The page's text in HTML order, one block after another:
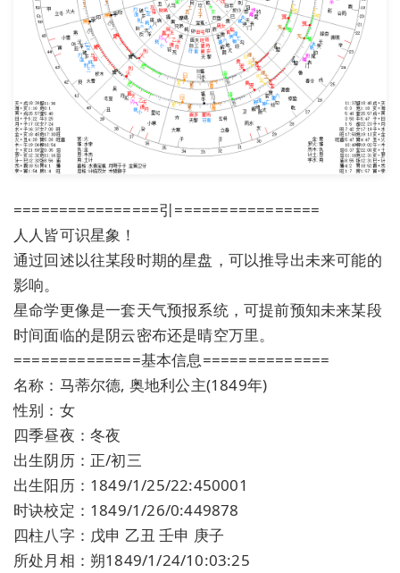
================引================
人人皆可识星象！
通过回述以往某段时期的星盘，可以推导出未来可能的
影响。
星命学更像是一套天气预报系统，可提前预知未来某段
时间面临的是阴云密布还是晴空万里。
==============基本信息==============
名称：马蒂尔德, 奥地利公主(1849年)
性别：女
四季昼夜：冬夜
出生阴历：正/初三
出生阳历：1849/1/25/22:450001
时诀校定：1849/1/26/0:449878
四柱八字：戊申 乙丑 壬申 庚子
所处月相：朔1849/1/24/10:03:25